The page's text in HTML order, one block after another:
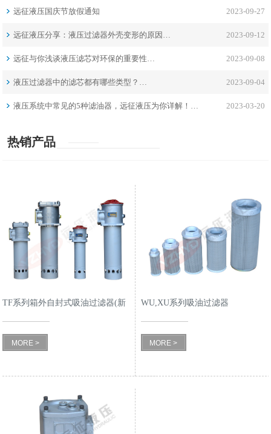
远征液压国庆节放假通知 2023-09-27
远征液压分享：液压过滤器外壳变形的原因… 2023-09-12
远征与你浅谈液压滤芯对环保的重要性… 2023-09-08
液压过滤器中的滤芯都有哪些类型？… 2023-09-04
液压系统中常见的5种滤油器，远征液压为你详解！… 2023-03-20
热销产品
TF系列箱外自封式吸油过滤器(新
型结构代替LXZ系列)
MORE >
WU,XU系列吸油过滤器
MORE >